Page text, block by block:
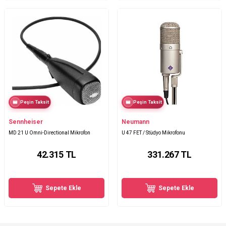
Peşin Taksit
Sennheiser
MD 21 U Omni-Directional Mikrofon
42.315TL
Sepete Ekle
Peşin Taksit
Neumann
U 47 FET / Stüdyo Mikrofonu
331.267TL
Sepete Ekle